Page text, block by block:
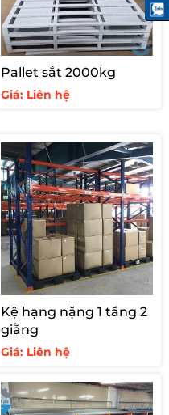
Pallet sắt 2000kg
Giá: Liên hệ
Kệ hạng nặng 1 tầng 2
giằng
Giá: Liên hệ